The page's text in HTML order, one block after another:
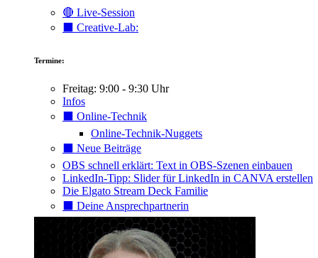
🔴 Live-Session
⬛️ Creative-Lab:
Termine:
Freitag: 9:00 - 9:30 Uhr
Infos
⬛️ Online-Technik
Online-Technik-Nuggets
⬛️ Neue Beiträge
OBS schnell erklärt: Text in OBS-Szenen einbauen
LinkedIn-Tipp: Slider für LinkedIn in CANVA erstellen
Die Elgato Stream Deck Familie
⬛️ Deine Ansprechpartnerin